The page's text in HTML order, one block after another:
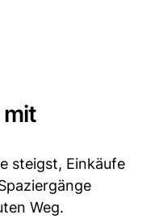
mit
steigst, Einkäufe
Weg.